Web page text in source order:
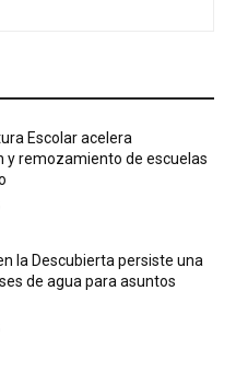
Escolar acelera
y remozamiento de escuelas
la Descubierta persiste una
de agua para asuntos